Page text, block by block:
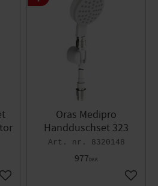
Gem som favorit
Oras Medipro
Handduschset 323
8320148
977DKK
Gem